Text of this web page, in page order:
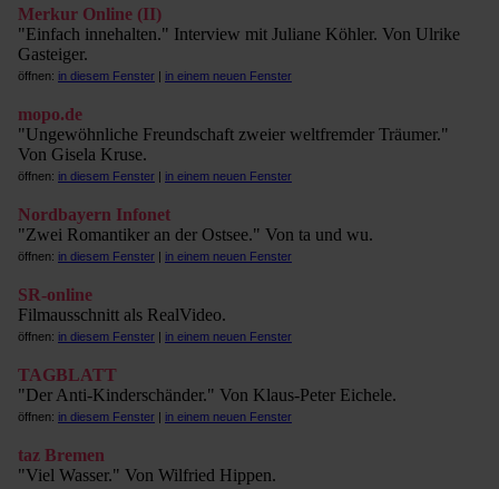
Merkur Online (II)
"Einfach innehalten." Interview mit Juliane Köhler. Von Ulrike
Gasteiger.
öffnen: in diesem Fenster | in einem neuen Fenster
mopo.de
"Ungewöhnliche Freundschaft zweier weltfremder Träumer."
Von Gisela Kruse.
öffnen: in diesem Fenster | in einem neuen Fenster
Nordbayern Infonet
"Zwei Romantiker an der Ostsee." Von ta und wu.
öffnen: in diesem Fenster | in einem neuen Fenster
SR-online
Filmausschnitt als RealVideo.
öffnen: in diesem Fenster | in einem neuen Fenster
TAGBLATT
"Der Anti-Kinderschänder." Von Klaus-Peter Eichele.
öffnen: in diesem Fenster | in einem neuen Fenster
taz Bremen
"Viel Wasser." Von Wilfried Hippen.